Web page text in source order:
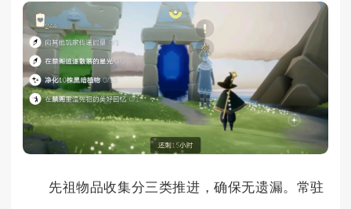
先祖物品收集分三类推进，确保无遗漏。常驻